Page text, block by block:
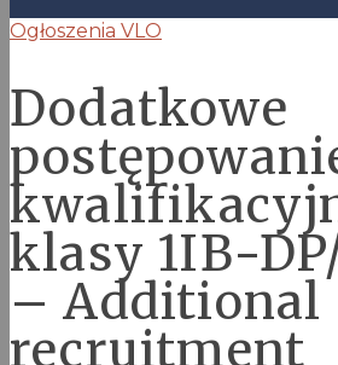
Ogłoszenia VLO
Dodatkowe
klasy 1IB-
– Additional
recruitment